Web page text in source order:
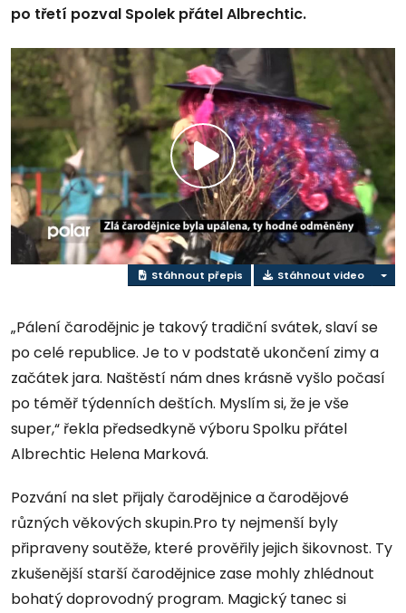
po třetí pozval Spolek přátel Albrechtic.
Přehrát
video
Stáhnout přepis Stáhnout video
„Pálení čarodějnic je takový tradiční svátek, slaví se
po celé republice. Je to v podstatě ukončení zimy a
začátek jara. Naštěstí nám dnes krásně vyšlo počasí
po téměř týdenních deštích. Myslím si, že je vše
super,“ řekla předsedkyně výboru Spolku přátel
Albrechtic Helena Marková.
Pozvání na slet přijaly čarodějnice a čarodějové
různých věkových skupin.Pro ty nejmenší byly
připraveny soutěže, které prověřily jejich šikovnost. Ty
zkušenější starší čarodějnice zase mohly zhlédnout
bohatý doprovodný program. Magický tanec si